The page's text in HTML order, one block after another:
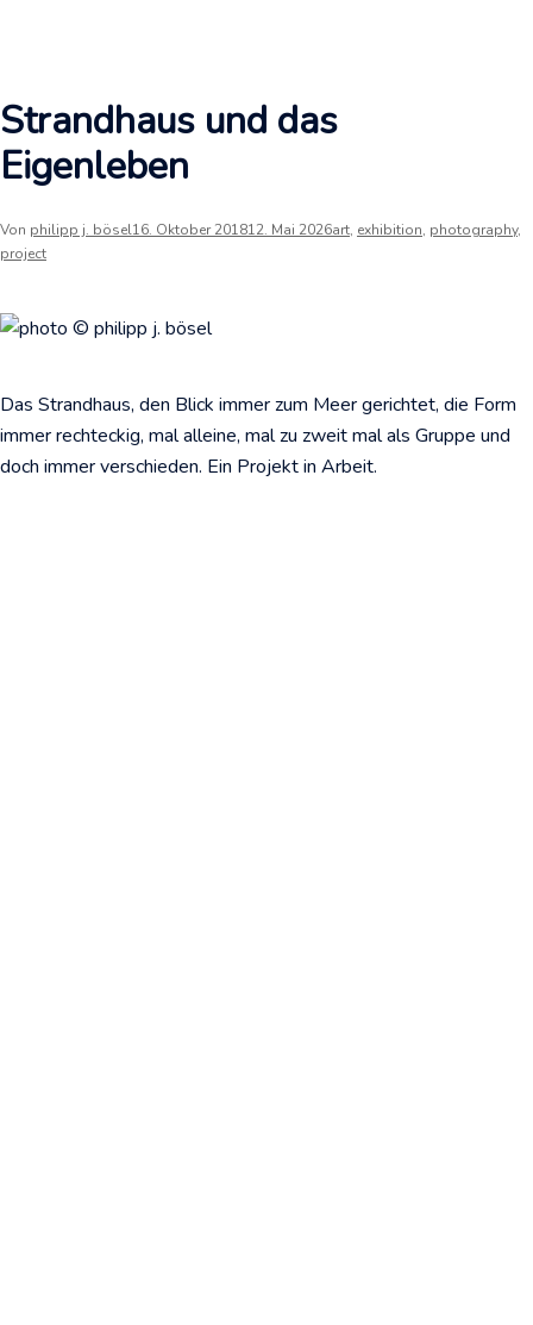
Strandhaus und das
Eigenleben
Von philipp j. bösel16. Oktober 201812. Mai 2026art, exhibition, photography,
project
Das Strandhaus, den Blick immer zum Meer gerichtet, die Form
immer rechteckig, mal alleine, mal zu zweit mal als Gruppe und
doch immer verschieden. Ein Projekt in Arbeit.